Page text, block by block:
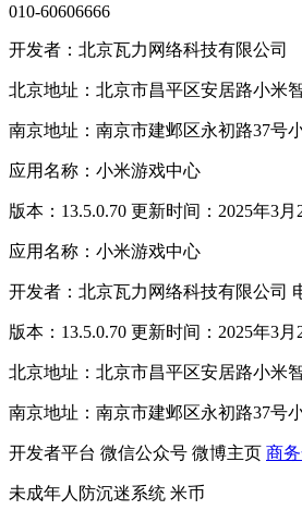
010-60606666
开发者：北京瓦力网络科技有限公司
北京地址：北京市昌平区安居路小米
南京地址：南京市建邺区永初路37号
应用名称：小米游戏中心
版本：13.5.0.70 更新时间：2025年3月
应用名称：小米游戏中心
开发者：北京瓦力网络科技有限公司
版本：13.5.0.70 更新时间：2025年3月
北京地址：北京市昌平区安居路小米
南京地址：南京市建邺区永初路37号
开发者平台 微信公众号 微博主页 商
未成年人防沉迷系统 米币